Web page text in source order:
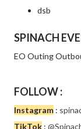
dsb
SPINACH
EO Outing
FOLLOW :
Instagram :
TikTok :